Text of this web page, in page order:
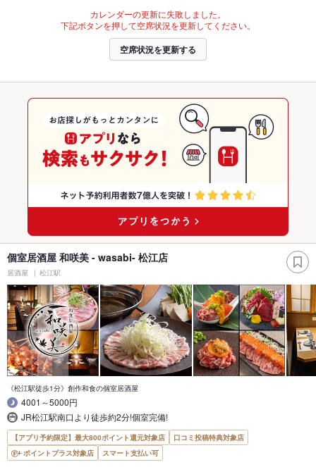
カレンダーの更新に失敗しました。
下記ボタンを押して空席状況を更新してください。
空席状況を更新する
個室居酒屋 和咲美 - wasabi- 松江店
居酒屋 松江駅
《松江駅徒歩1分》創作和食の個室居酒屋
4001～5000円
JR松江駅南口より徒歩約2分!個室完備!
【アプリ予約限定】最大800ポイント還元対象店
口コミ投稿特典対象店
ポイントプラス対象店
スマート支払い可